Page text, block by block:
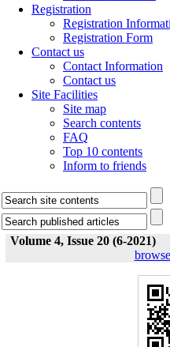
Registration
Registration
Registration Form
Contact us
Contact Information
Contact us
Site Facilities
Site map
Search contents
FAQ
Top 10 contents
Inform to friends
Volume 4, Issue 20 (6-2021)